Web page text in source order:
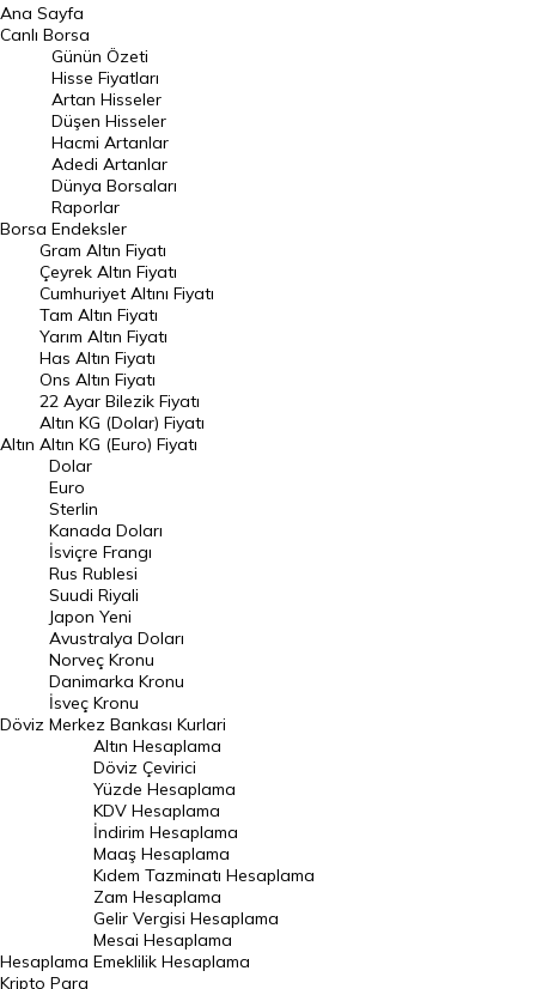
BIST 100 Hisseleri
En Çok Artan Hisseler
En Çok Düşen Hisseler
Hacmi Artanlar
Geçmiş Kapanışlar
Dünya Borsaları
Raporlar
Endeksler
DÖVİZ
Döviz Kuru
Dolar Kuru
Euro Kuru
Pound Kuru
Frank Kuru
Riyal Kuru
Avustralya Doları
Danimarka Kronu Kuru
Kanada Doları Kuru
Norveç Kronu Kuru
İsveç Kronu Kuru
Japon Yeni Kuru
Serbest Piyasa Döviz Kurları
Merkez Bankası Döviz Kurları
Altın Fiyatları
Ana Sayfa
Canlı Borsa
Borsa
Günün Özeti
Hisse Fiyatları
Artan Hisseler
Düşen Hisseler
Hacmi Artanlar
Adedi Artanlar
Dünya Borsaları
Raporlar
Endeksler
Altın
Gram Altın Fiyatı
Çeyrek Altın Fiyatı
Cumhuriyet Altını Fiyatı
Tam Altın Fiyatı
Yarım Altın Fiyatı
Has Altın Fiyatı
Ons Altın Fiyatı
22 Ayar Bilezik Fiyatı
Altın KG (Dolar) Fiyatı
Altın KG (Euro) Fiyatı
Döviz
Dolar
Euro
Sterlin
Kanada Doları
İsviçre Frangı
Rus Rublesi
Suudi Riyali
Japon Yeni
Avustralya Doları
Norveç Kronu
Danimarka Kronu
İsveç Kronu
Merkez Bankası Kurlari
Hesaplama
Altın Hesaplama
Döviz Çevirici
Yüzde Hesaplama
KDV Hesaplama
İndirim Hesaplama
Maaş Hesaplama
Kıdem Tazminatı Hesaplama
Zam Hesaplama
Gelir Vergisi Hesaplama
Mesai Hesaplama
Emeklilik Hesaplama
Kripto Para